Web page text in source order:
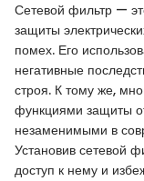
Сетевой фильтр —
защиты
помех. Его
негативные
строя. К тому же,
функциями защиты
незаменимыми в
Установив сетевой
доступ к нему и